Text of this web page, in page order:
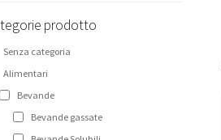
e diffusori
per la Casa
per Tè e Caffè
Souvenir e Accessori
prodotto
Senza categoria
Alimentari
Bevande
Bevande gassate